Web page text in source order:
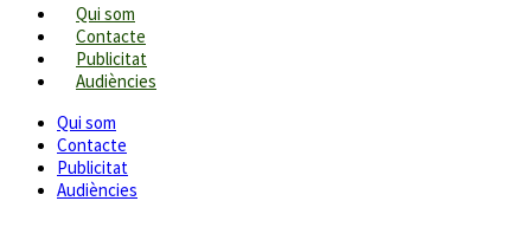
Qui som
Contacte
Publicitat
Audiències
Qui som
Contacte
Publicitat
Audiències